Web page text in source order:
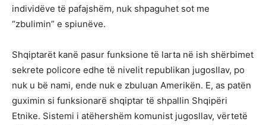
individëve të pafajshëm, nuk shpaguhet sot me
“zbulimin” e spiunëve.
Shqiptarët kanë pasur funksione të larta në ish shërbimet
sekrete policore edhe të nivelit republikan jugosllav, po
nuk u bë nami, ende nuk e zbuluan Amerikën. E, as patën
guximin si funksionarë shqiptar të shpallin Shqipëri
Etnike. Sistemi i atëhershëm komunist jugosllav, vërtetë